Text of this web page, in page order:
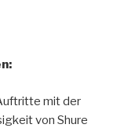
mit der
von Shure